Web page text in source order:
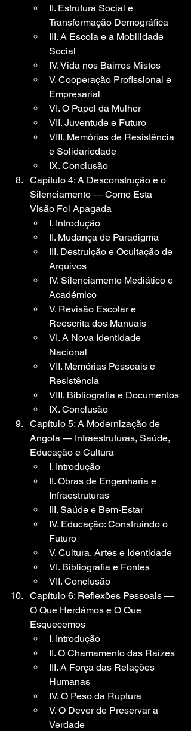
II. Estrutura Social e
Transformação Demográfica
III. A Escola e a Mobilidade
Social
IV. Vida nos Bairros Mistos
V. Cooperação Profissional e
Empresarial
VI. O Papel da Mulher
VII. Juventude e Futuro
VIII. Memórias de Resistência
e Solidariedade
IX. Conclusão
Capítulo 4: A Desconstrução e o
Silenciamento — Como Esta
Visão Foi Apagada
I. Introdução
II. Mudança de Paradigma
III. Destruição e Ocultação de
Arquivos
IV. Silenciamento Mediático e
Académico
V. Revisão Escolar e
Reescrita dos Manuais
VI. A Nova Identidade
Nacional
VII. Memórias Pessoais e
Resistência
VIII. Bibliografia e Documentos
IX. Conclusão
Capítulo 5: A Modernização de
Angola — Infraestruturas, Saúde,
Educação e Cultura
I. Introdução
II. Obras de Engenharia e
Infraestruturas
III. Saúde e Bem-Estar
IV. Educação: Construindo o
Futuro
V. Cultura, Artes e Identidade
VI. Bibliografia e Fontes
VII. Conclusão
Capítulo 6: Reflexões Pessoais —
O Que Herdámos e O Que
Esquecemos
I. Introdução
II. O Chamamento das Raízes
III. A Força das Relações
Humanas
IV. O Peso da Ruptura
V. O Dever de Preservar a
Verdade